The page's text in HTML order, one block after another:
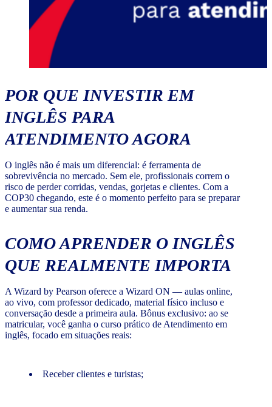
POR QUE INVESTIR EM
INGLÊS PARA
ATENDIMENTO AGORA
O inglês não é mais um diferencial: é ferramenta de
sobrevivência no mercado. Sem ele, profissionais correm o
risco de perder corridas, vendas, gorjetas e clientes. Com a
COP30 chegando, este é o momento perfeito para se preparar
e aumentar sua renda.
COMO APRENDER O INGLÊS
QUE REALMENTE IMPORTA
A Wizard by Pearson oferece a Wizard ON — aulas online,
ao vivo, com professor dedicado, material físico incluso e
conversação desde a primeira aula. Bônus exclusivo: ao se
matricular, você ganha o curso prático de Atendimento em
inglês, focado em situações reais:
Receber clientes e turistas;